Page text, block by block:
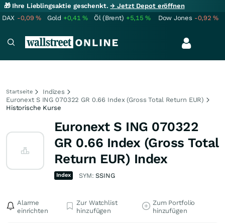
🎁 Ihre Lieblingsaktie geschenkt.→ Jetzt Depot eröffnen
DAX -0,09% Gold +0,41% Öl (Brent) +5,15% Dow Jones -0,92%
Startseite
Indizes
Euronext S ING 070322 GR 0.66 Index (Gross Total Return EUR)
Historische Kurse
Euronext S ING 070322
GR 0.66 Index (Gross Total
Return EUR) Index
Index SYM:SSING
Alarme
einrichten
Zur Watchlist
hinzufügen
Zum Portfolio
hinzufügen